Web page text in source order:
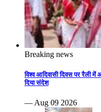
Breaking news
विश्व आदिवासी दिवस पर रैली में
दिया संदेश
— Aug 09 2026